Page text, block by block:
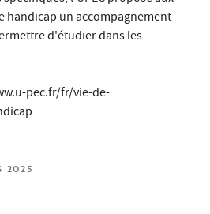
handicap un accompagnement
d'étudier dans les
pec.fr/fr/vie-de-
2025